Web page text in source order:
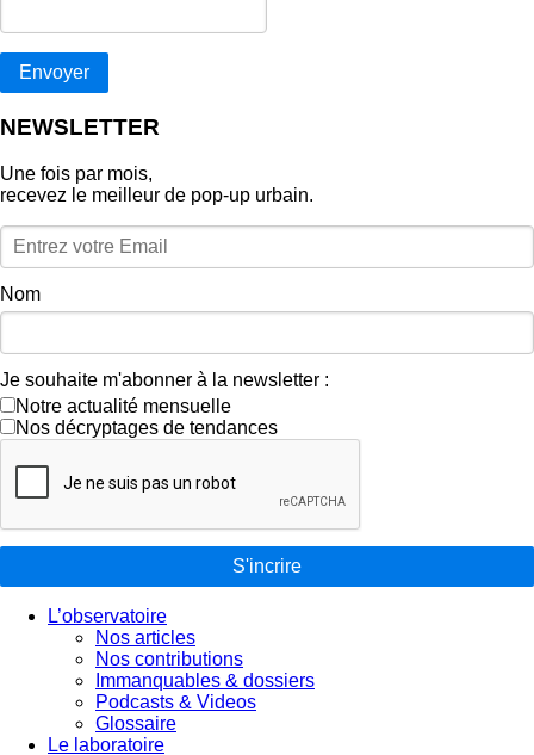
Envoyer
NEWSLETTER
Une fois par mois,
recevez le meilleur de pop‑up urbain.
Nom
Je souhaite m'abonner à la newsletter :
Notre actualité mensuelle
Nos décryptages de tendances
S'incrire
L’observatoire
Nos articles
Nos contributions
Immanquables & dossiers
Podcasts & Videos
Glossaire
Le laboratoire